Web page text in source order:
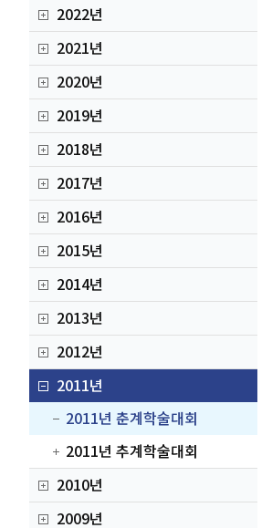
2022년
2021년
2020년
2019년
2018년
2017년
2016년
2015년
2014년
2013년
2012년
2011년
2011년 춘계학술대회
2011년 추계학술대회
2010년
2009년